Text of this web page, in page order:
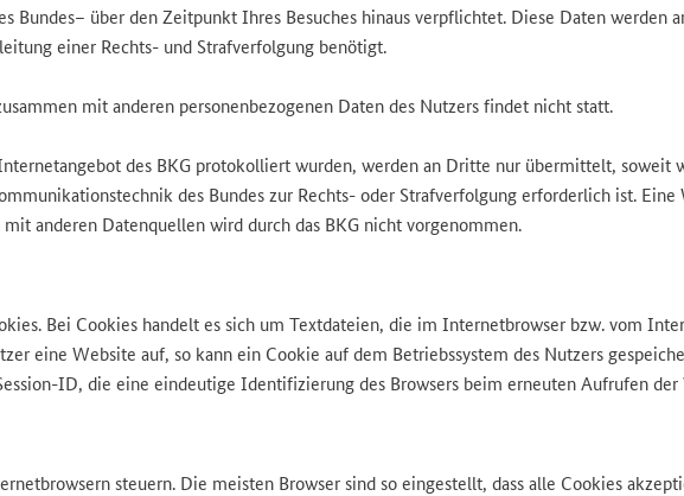
Bundes– über den Zeitpunkt Ihres Besuches hinaus verpflichtet. Diese Daten werden
einer Rechts- und Strafverfolgung benötigt.
mit anderen personenbezogenen Daten des Nutzers findet nicht statt.
des BKG protokolliert wurden, werden an Dritte nur übermittelt,
des Bundes zur Rechts- oder Strafverfolgung erforderlich ist.
anderen Datenquellen wird durch das BKG nicht vorgenommen.
Bei Cookies handelt es sich um Textdateien, die im Internetbrowser bzw. vom
eine Website auf, so kann ein Cookie auf dem Betriebssystem des Nutzers
ID, die eine eindeutige Identifizierung des Browsers beim erneuten Aufrufen
steuern. Die meisten Browser sind so eingestellt, dass alle Cookies